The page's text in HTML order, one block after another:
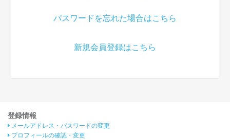
パスワードを忘れた場合はこちら
新規会員登録はこちら
登録情報
メールアドレス・パスワードの変更
プロフィールの確認・変更